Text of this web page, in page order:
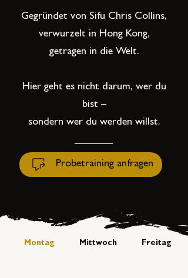
Gegründet von Sifu Chris Collins,
verwurzelt in Hong Kong,
getragen in die Welt.
Hier geht es nicht darum, wer du
bist –
sondern wer du werden willst.
Probetraining anfragen
Montag Mittwoch Freitag